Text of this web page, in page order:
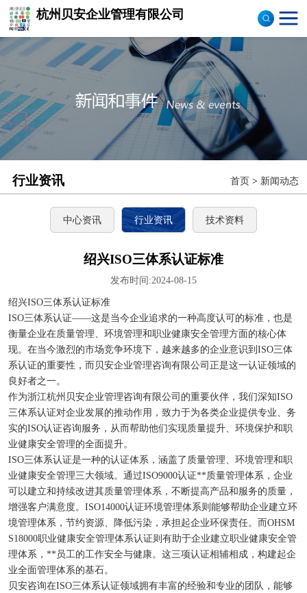
杭州贝安企业管理有限公司
行业资讯 首页 > 新闻动态
中心资讯 行业资讯 技术资料
绍兴ISO三体系认证标准
发布时间:2024-08-15
绍兴ISO三体系认证标准
ISO三体系认证——这是当今企业追求的一种高度认可的标准，也是
衡量企业在质量管理、环境管理和职业健康安全管理方面的核心体
现。在当今激烈的市场竞争环境下，越来越多的企业意识到ISO三体
系认证的重要性，而贝安企业管理咨询有限公司正是这一认证领域的
良好者之一。
作为浙江杭州贝安企业管理咨询有限公司的重要伙伴，我们深知ISO
三体系认证对企业发展的推动作用，致力于为各类企业提供专业、务
实的ISO认证咨询服务，从而帮助他们实现质量提升、环境保护和职
业健康安全管理的全面提升。
ISO三体系认证是一种的认证体系，涵盖了质量管理、环境管理和职
业健康安全管理三大领域。通过ISO9000认证**质量管理体系，企业
可以建立和持续改进其质量管理体系，不断提高产品和服务的质量，
增强客户满意度。ISO14000认证环境管理体系则能够帮助企业建立环
境管理体系，节约资源、降低污染，承担起企业环保责任。而OHSM
S18000职业健康安全管理体系认证则有助于企业建立职业健康安全管
理体系，**员工的工作安全与健康。这三项认证相辅相成，构建起企
业全面管理体系的基石。
贝安咨询在ISO三体系认证领域拥有丰富的经验和专业的团队，能够
商品售后服务评价体系
认证
ISO9001认证
ISO14001认证
CCC认证
TS16949认证
CQC志愿产品认证